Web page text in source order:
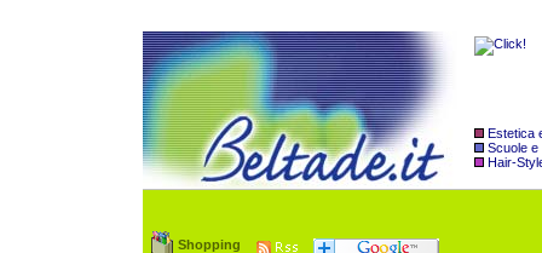
Estetica
Scuole e
Hair-
Shopping